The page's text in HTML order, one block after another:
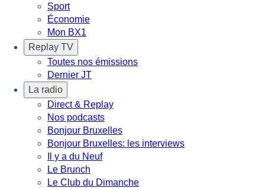
Sport
Économie
Mon BX1
Replay TV
Toutes nos émissions
Dernier JT
La radio
Direct & Replay
Nos podcasts
Bonjour Bruxelles
Bonjour Bruxelles: les interviews
Il y a du Neuf
Le Brunch
Le Club du Dimanche